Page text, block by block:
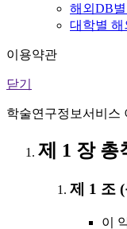
해외DB
대학별
이용약관
닫기
학술연구정보서비스
제 1 장 총
제 1 조
이